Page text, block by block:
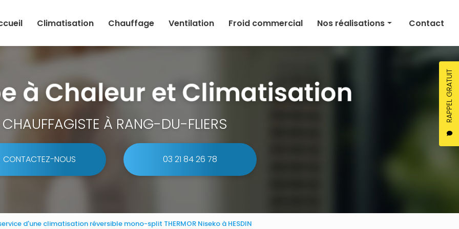
RAPPEL GRATUIT
Climatisation Chauffage Ventilation Froid commercial Nos réalisations
Climatisation
Ventilation
Contact
CHAUFFAGISTE À RANG-DU-FLIERS
CONTACTEZ-NOUS 03 21 84 26 78
d'une climatisation réversible mono-split THERMOR Niseko à HESDIN